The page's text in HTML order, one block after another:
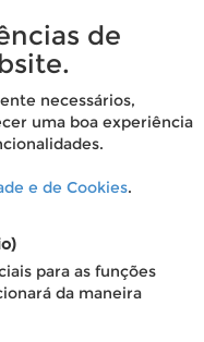
de
necessários,
uma boa experiência
e de Cookies.
para as funções
da maneira